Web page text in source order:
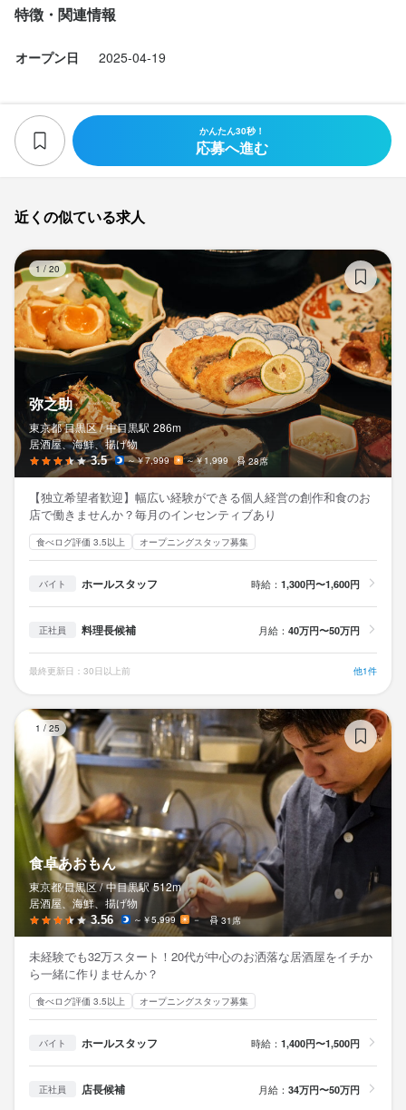
特徴・関連情報
オープン日 2025-04-19
かんたん30秒！
応募へ進む
近くの似ている求人
1 / 20
弥之助
東京都 目黒区 / 中目黒駅 286m
居酒屋、海鮮、揚げ物
3.5 ～￥7,999 ～￥1,999 28席
【独立希望者歓迎】幅広い経験ができる個人経営の創作和食のお
店で働きませんか？毎月のインセンティブあり
食べログ評価 3.5以上 オープニングスタッフ募集
バイト ホールスタッフ 時給： 1,300円〜1,600円
正社員 料理長候補 月給： 40万円〜50万円
最終更新日：30日以上前 他1件
1 / 25
食卓あおもん
東京都 目黒区 / 中目黒駅 512m
居酒屋、海鮮、揚げ物
3.56 ～￥5,999 － 31席
未経験でも32万スタート！20代が中心のお洒落な居酒屋をイチか
ら一緒に作りませんか？
食べログ評価 3.5以上 オープニングスタッフ募集
バイト ホールスタッフ 時給： 1,400円〜1,500円
正社員 店長候補 月給： 34万円〜50万円